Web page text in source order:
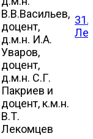
В.В.Васильев,
доцент,
д.м.н. И.А.
Уваров,
доцент,
д.м.н. С.Г.
Пакриев и
доцент, к.м.н.
В.Т.
Лекомцев